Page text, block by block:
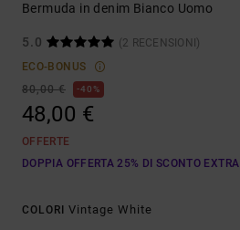
Bermuda in denim Bianco Uomo
5.0
(2 RECENSIONI)
ECO-BONUS
80,00 €
40%
48,00 €
OFFERTE
DOPPIA OFFERTA 25% DI SCONTO EXTRA
COLORI Vintage White